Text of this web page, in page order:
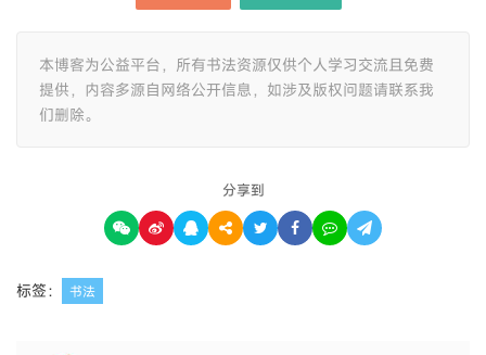
本博客为公益平台，所有书法资源仅供个人学习交流且免费
提供，内容多源自网络公开信息，如涉及版权问题请联系我
们删除。
分享到
标签： 书法